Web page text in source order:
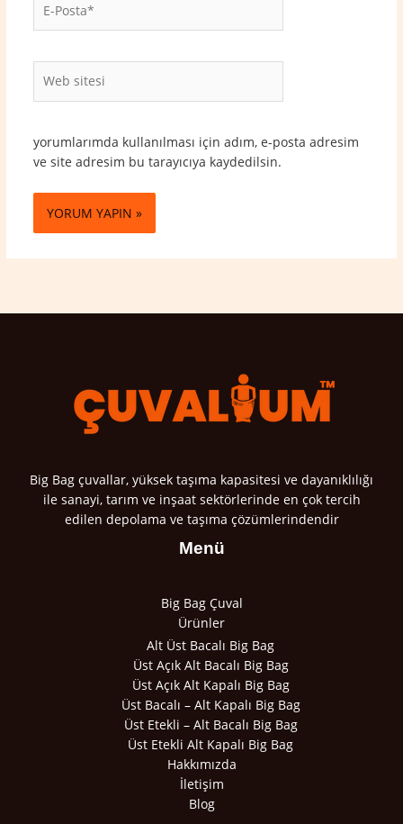
Posta*
sitesi
yorumlarımda kullanılması için adım, e-posta adresim
ve site adresim bu tarayıcıya kaydedilsin.
Big Bag çuvallar, yüksek taşıma kapasitesi ve dayanıklılığı
ile sanayi, tarım ve inşaat sektörlerinde en çok tercih
edilen depolama ve taşıma çözümlerindendir
Menü
Big Bag Çuval
Ürünler
Alt Üst Bacalı Big Bag
Üst Açık Alt Bacalı Big Bag
Üst Açık Alt Kapalı Big Bag
Üst Bacalı – Alt Kapalı Big Bag
Üst Etekli – Alt Bacalı Big Bag
Üst Etekli Alt Kapalı Big Bag
Hakkımızda
İletişim
Blog